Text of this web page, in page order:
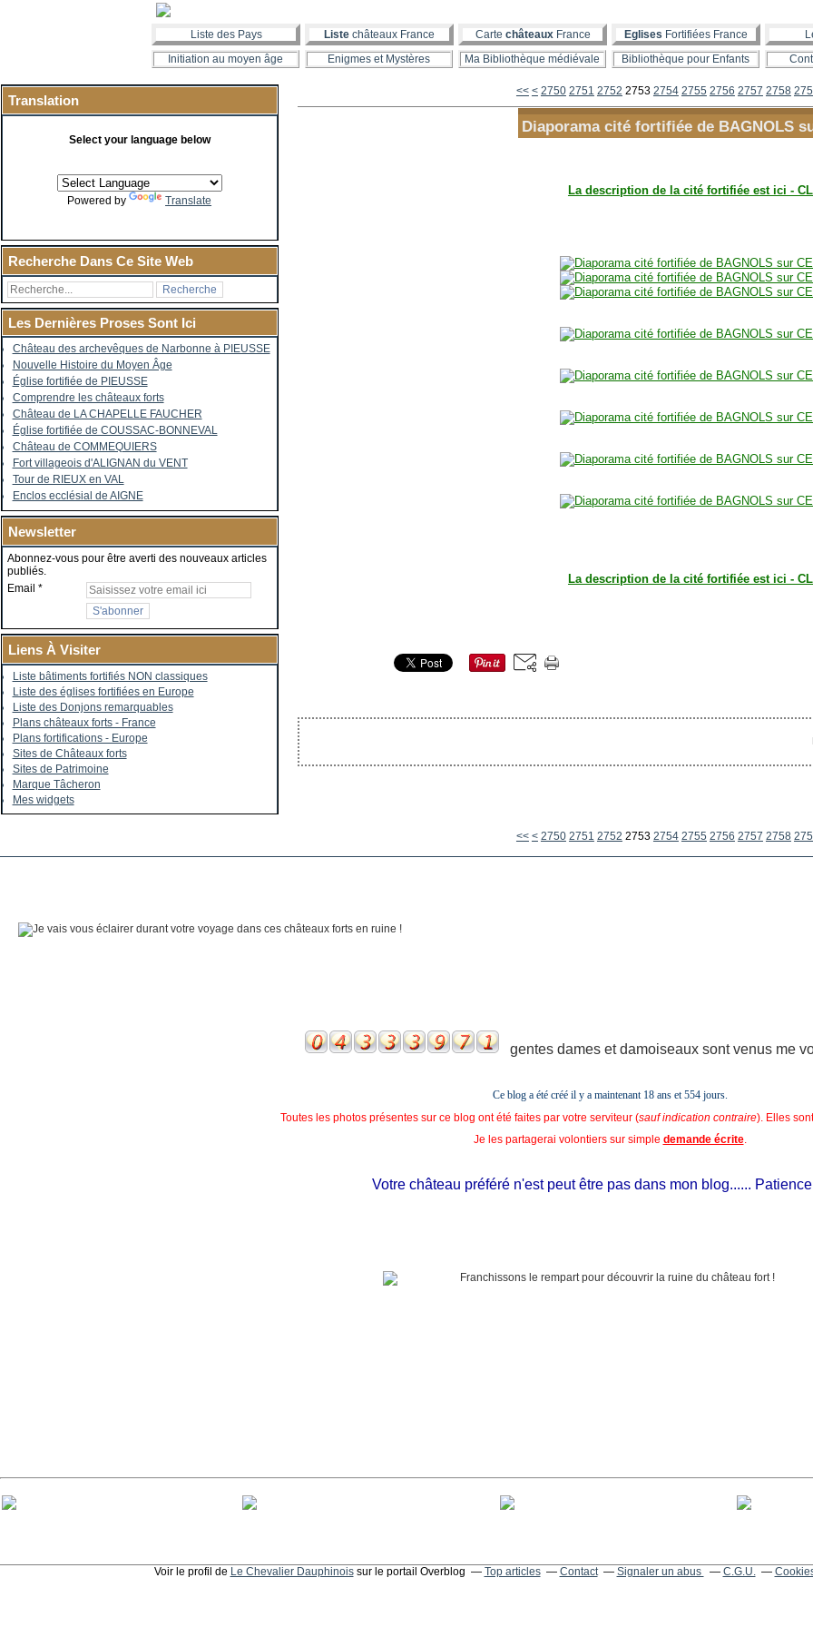
Liste des Pays Liste châteaux France Carte châteauxFrance Eglises Fortifiées France
Initiation au moyen âge
Enigmes et Mystères Ma Bibliothèque médiévale Bibliothèque pour Enfants
Translation
Select your language below
Powered by Translate
Recherche Dans Ce Site Web
Les Dernières Proses Sont Ici
Château des archevêques de Narbonne à PIEUSSE
Nouvelle Histoire du Moyen Âge
Église fortifiée de PIEUSSE
Comprendre les châteaux forts
Château de LA CHAPELLE FAUCHER
Église fortifiée de COUSSAC-BONNEVAL
Château de COMMEQUIERS
Fort villageois d'ALIGNAN du VENT
Tour de RIEUX en VAL
Enclos ecclésial de AIGNE
Newsletter
Abonnez-vous pour être averti des nouveaux articles
publiés.
Email
Liens À Visiter
Liste bâtiments fortifiés NON classiques
Liste des églises fortifiées en Europe
Liste des Donjons remarquables
Plans châteaux forts - France
Plans fortifications - Europe
Sites de Châteaux forts
Sites de Patrimoine
Marque Tâcheron
Mes widgets
<< < 2700
2710
2720
2730
2740
2750 2751 2752 2753 2754 2755 2756 2757 2758
Diaporama cité fortifiée de BAGNOLS
La description de la cité fortifiée est ici -
La description de la cité fortifiée est ici -
<< < 2700
2710
2720
2730
2740
2750 2751 2752 2753 2754 2755 2756 2757 2758
gentes dames et damoiseaux sont venus me
Ce blog a été créé il y a maintenant 18 ans et554 jours.
Toutes les photos présentes sur ce blog ont été faites par votre serviteur (sauf indication contraire). Elles
Je les partagerai volontiers sur simple demande écrite.
Votre château préféré n'est peut être pas dans mon blog......
Voir le profil de Le Chevalier Dauphinoissur le portail Overblog Top articles Contact Signaler un abus C.G.U.